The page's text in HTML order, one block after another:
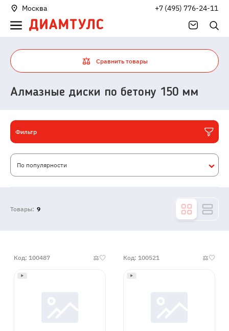
Москва +7 (495) 776-24-11
Сравнить товары
Алмазные диски по бетону 150 мм
Фильтр
По популярности
Товары: 9
Код: 100487 Код: 100521